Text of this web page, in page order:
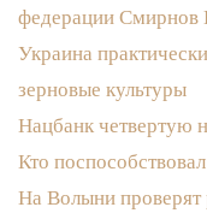
федерации Смирнов
Украина
зерновые культуры
Нацбанк четвертую
Кто
На Волыни